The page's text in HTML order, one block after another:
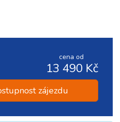
cena od
13 490 Kč
zájezdu